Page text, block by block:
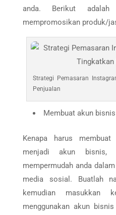
anda. Berikut adalah
mempromosikan produk/
Strategi Pemasaran
Penjualan
Membuat akun
Kenapa harus
menjadi akun
mempermudah anda
media sosial. Buatlah
kemudian masukkan
menggunakan akun